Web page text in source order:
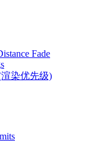
Fade
渲染优先级)